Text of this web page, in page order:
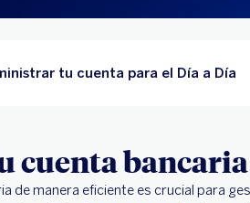
tu cuenta para el Día a Día
cuenta
de manera eficiente es crucial para